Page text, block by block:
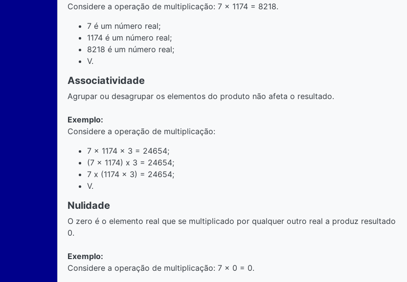
Considere a operação de multiplicação: 7 x 1174 = 8218.
7 é um número real;
1174 é um número real;
8218 é um número real;
V.
Associatividade
Agrupar ou desagrupar os elementos do produto não afeta o resultado.
Exemplo:
Considere a operação de multiplicação:
7 x 1174 x 3 = 24654;
(7 x 1174) x 3 = 24654;
7 x (1174 x 3) = 24654;
V.
Nulidade
O zero é o elemento real que se multiplicado por qualquer outro real a produz resultado
0.
Exemplo:
Considere a operação de multiplicação: 7 x 0 = 0.